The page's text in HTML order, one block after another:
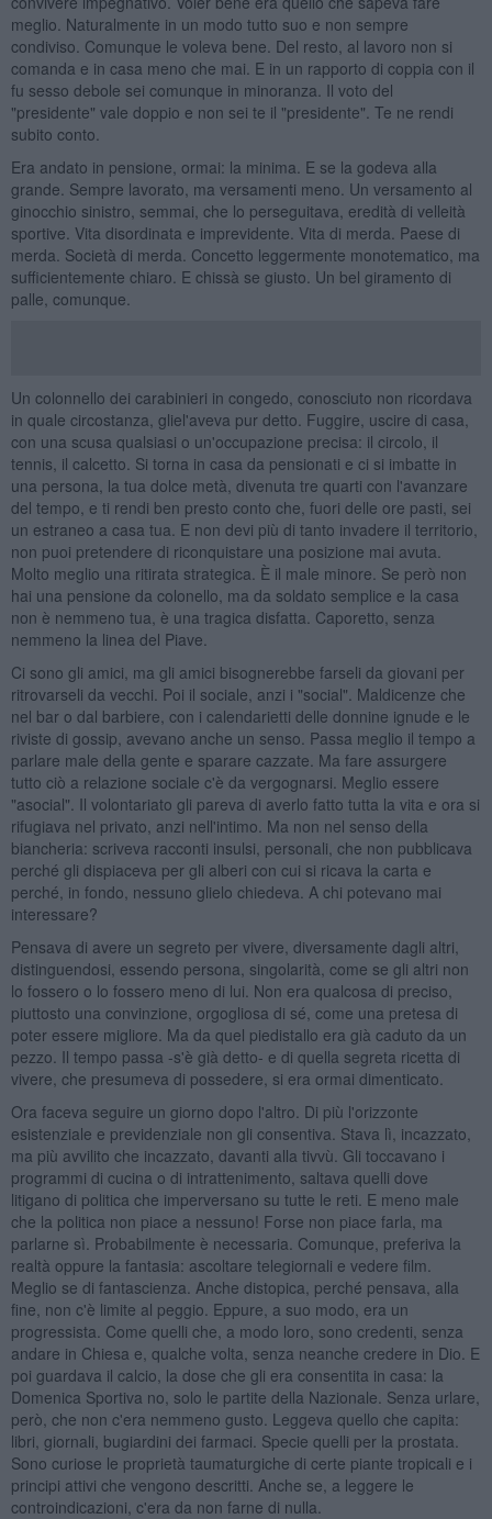
meglio. Naturalmente in un modo tutto suo e non sempre
condiviso. Comunque le voleva bene. Del resto, al lavoro non si
comanda e in casa meno che mai. E in un rapporto di coppia con il
fu sesso debole sei comunque in minoranza. Il voto del
"presidente" vale doppio e non sei te il "presidente". Te ne rendi
subito conto.
Era andato in pensione, ormai: la minima. E se la godeva alla
grande. Sempre lavorato, ma versamenti meno. Un versamento al
ginocchio sinistro, semmai, che lo perseguitava, eredità di velleità
sportive. Vita disordinata e imprevidente. Vita di merda. Paese di
merda. Società di merda. Concetto leggermente monotematico, ma
sufficientemente chiaro. E chissà se giusto. Un bel giramento di
palle, comunque.
Un colonnello dei carabinieri in congedo, conosciuto non ricordava
in quale circostanza, gliel'aveva pur detto. Fuggire, uscire di casa,
con una scusa qualsiasi o un'occupazione precisa: il circolo, il
tennis, il calcetto. Si torna in casa da pensionati e ci si imbatte in
una persona, la tua dolce metà, divenuta tre quarti con l'avanzare
del tempo, e ti rendi ben presto conto che, fuori delle ore pasti, sei
un estraneo a casa tua. E non devi più di tanto invadere il territorio,
non puoi pretendere di riconquistare una posizione mai avuta.
Molto meglio una ritirata strategica. È il male minore. Se però non
hai una pensione da colonello, ma da soldato semplice e la casa
non è nemmeno tua, è una tragica disfatta. Caporetto, senza
nemmeno la linea del Piave.
Ci sono gli amici, ma gli amici bisognerebbe farseli da giovani per
ritrovarseli da vecchi. Poi il sociale, anzi i "social". Maldicenze che
nel bar o dal barbiere, con i calendarietti delle donnine ignude e le
riviste di gossip, avevano anche un senso. Passa meglio il tempo a
parlare male della gente e sparare cazzate. Ma fare assurgere
tutto ciò a relazione sociale c'è da vergognarsi. Meglio essere
"asocial". Il volontariato gli pareva di averlo fatto tutta la vita e ora si
rifugiava nel privato, anzi nell'intimo. Ma non nel senso della
biancheria: scriveva racconti insulsi, personali, che non pubblicava
perché gli dispiaceva per gli alberi con cui si ricava la carta e
perché, in fondo, nessuno glielo chiedeva. A chi potevano mai
interessare?
Pensava di avere un segreto per vivere, diversamente dagli altri,
distinguendosi, essendo persona, singolarità, come se gli altri non
lo fossero o lo fossero meno di lui. Non era qualcosa di preciso,
piuttosto una convinzione, orgogliosa di sé, come una pretesa di
poter essere migliore. Ma da quel piedistallo era già caduto da un
pezzo. Il tempo passa -s'è già detto- e di quella segreta ricetta di
vivere, che presumeva di possedere, si era ormai dimenticato.
Ora faceva seguire un giorno dopo l'altro. Di più l'orizzonte
esistenziale e previdenziale non gli consentiva. Stava lì, incazzato,
ma più avvilito che incazzato, davanti alla tivvù. Gli toccavano i
programmi di cucina o di intrattenimento, saltava quelli dove
litigano di politica che imperversano su tutte le reti. E meno male
che la politica non piace a nessuno! Forse non piace farla, ma
parlarne sì. Probabilmente è necessaria. Comunque, preferiva la
realtà oppure la fantasia: ascoltare telegiornali e vedere film.
Meglio se di fantascienza. Anche distopica, perché pensava, alla
fine, non c'è limite al peggio. Eppure, a suo modo, era un
progressista. Come quelli che, a modo loro, sono credenti, senza
andare in Chiesa e, qualche volta, senza neanche credere in Dio. E
poi guardava il calcio, la dose che gli era consentita in casa: la
Domenica Sportiva no, solo le partite della Nazionale. Senza urlare,
però, che non c'era nemmeno gusto. Leggeva quello che capita:
libri, giornali, bugiardini dei farmaci. Specie quelli per la prostata.
Sono curiose le proprietà taumaturgiche di certe piante tropicali e i
principi attivi che vengono descritti. Anche se, a leggere le
controindicazioni, c'era da non farne di nulla.